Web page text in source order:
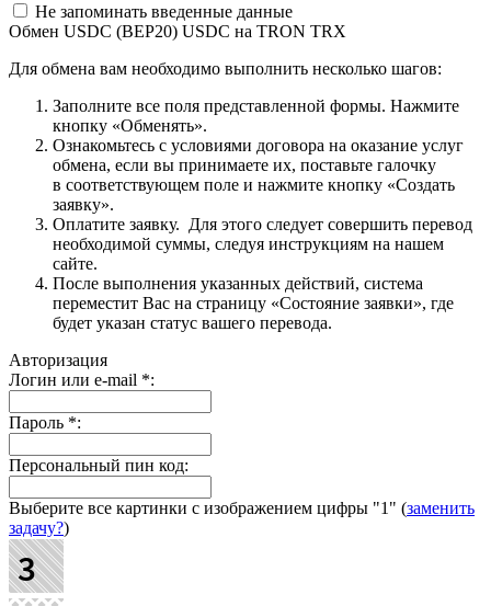
Не запоминать введенные данные
Обмен USDC (BEP20) USDC на TRON TRX
Для обмена вам необходимо выполнить несколько шагов:
Заполните все поля представленной формы. Нажмите
кнопку «Обменять».
Ознакомьтесь с условиями договора на оказание услуг
обмена, если вы принимаете их, поставьте галочку
в соответствующем поле и нажмите кнопку «Создать
заявку».
Оплатите заявку. Для этого следует совершить перевод
необходимой суммы, следуя инструкциям на нашем
сайте.
После выполнения указанных действий, система
переместит Вас на страницу «Состояние заявки», где
будет указан статус вашего перевода.
Авторизация
Логин или e-mail *:
Пароль *:
Персональный пин код:
Выберите все картинки с изображением цифры "1" (заменить
задачу?)